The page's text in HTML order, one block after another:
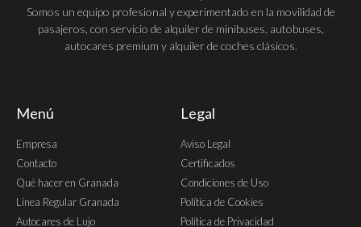
Somos un equipo profesional y experimentado en la movilidad de
pasajeros, con servicio de alquiler de minibuses, autobuses,
autocares premium y alquiler de coches clásicos.
Menú
Empresa
Contacto
Qué hacer en Granada
Linea Regular Granada
Autocares de Lujo
Legal
Aviso Legal
Certificados
Condiciones de Uso
Política de Cookies
Política de Privacidad